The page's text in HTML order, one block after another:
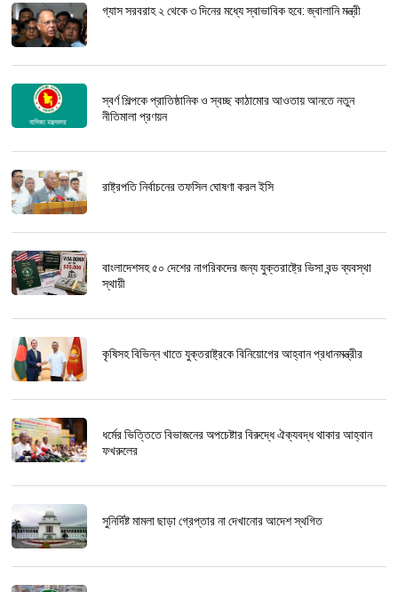
গ্যাস সরবরাহ ২ থেকে ৩ দিনের মধ্যে স্বাভাবিক হবে: জ্বালানি মন্ত্রী
স্বর্ণ শিল্পকে প্রাতিষ্ঠানিক ও স্বচ্ছ কাঠামোর আওতায় আনতে নতুন
নীতিমালা প্রণয়ন
রাষ্ট্রপতি নির্বাচনের তফসিল ঘোষণা করল ইসি
বাংলাদেশসহ ৫০ দেশের নাগরিকদের জন্য যুক্তরাষ্ট্রে ভিসা বন্ড ব্যবস্থা
স্থায়ী
কৃষিসহ বিভিন্ন খাতে যুক্তরাষ্ট্রকে বিনিয়োগের আহ্বান প্রধানমন্ত্রীর
ধর্মের ভিত্তিতে বিভাজনের অপচেষ্টার বিরুদ্ধে ঐক্যবদ্ধ থাকার আহ্বান
ফখরুলের
সুনির্দিষ্ট মামলা ছাড়া গ্রেপ্তার না দেখানোর আদেশ স্থগিত